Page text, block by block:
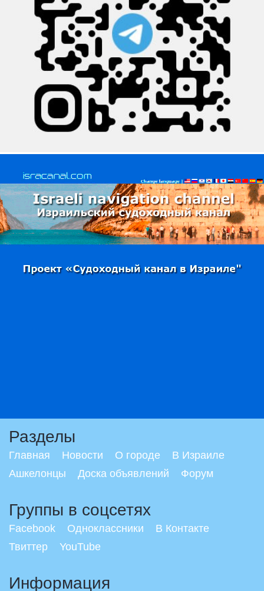
Разделы
Главная Новости О городе
В Израиле
Ашкелонцы
Доска объявлений Форум
Группы в соцсетях
Facebook Одноклассники
В Контакте
Твиттер
YouTube
Информация